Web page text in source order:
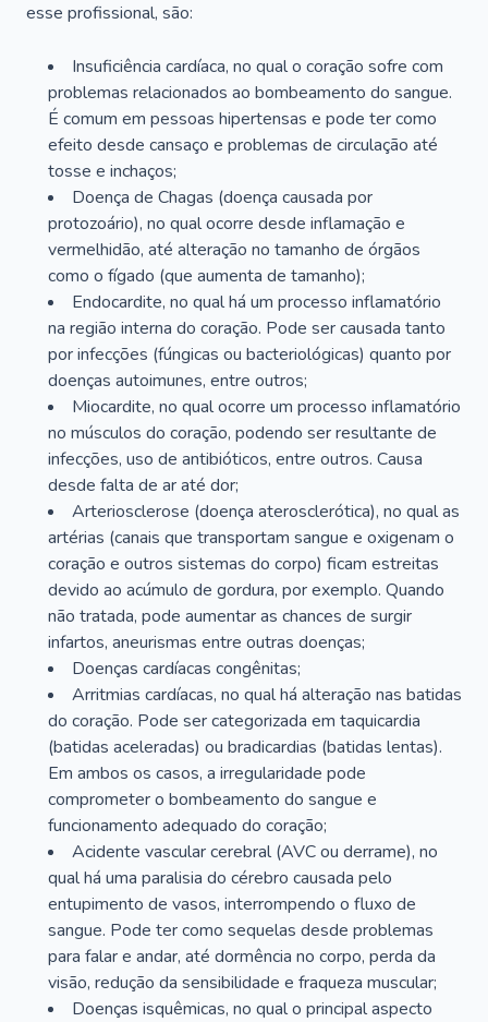
esse profissional, são:
Insuficiência cardíaca, no qual o coração sofre com
problemas relacionados ao bombeamento do sangue.
É comum em pessoas hipertensas e pode ter como
efeito desde cansaço e problemas de circulação até
tosse e inchaços;
Doença de Chagas (doença causada por
protozoário), no qual ocorre desde inflamação e
vermelhidão, até alteração no tamanho de órgãos
como o fígado (que aumenta de tamanho);
Endocardite, no qual há um processo inflamatório
na região interna do coração. Pode ser causada tanto
por infecções (fúngicas ou bacteriológicas) quanto por
doenças autoimunes, entre outros;
Miocardite, no qual ocorre um processo inflamatório
no músculos do coração, podendo ser resultante de
infecções, uso de antibióticos, entre outros. Causa
desde falta de ar até dor;
Arteriosclerose (doença aterosclerótica), no qual as
artérias (canais que transportam sangue e oxigenam o
coração e outros sistemas do corpo) ficam estreitas
devido ao acúmulo de gordura, por exemplo. Quando
não tratada, pode aumentar as chances de surgir
infartos, aneurismas entre outras doenças;
Doenças cardíacas congênitas;
Arritmias cardíacas, no qual há alteração nas batidas
do coração. Pode ser categorizada em taquicardia
(batidas aceleradas) ou bradicardias (batidas lentas).
Em ambos os casos, a irregularidade pode
comprometer o bombeamento do sangue e
funcionamento adequado do coração;
Acidente vascular cerebral (AVC ou derrame), no
qual há uma paralisia do cérebro causada pelo
entupimento de vasos, interrompendo o fluxo de
sangue. Pode ter como sequelas desde problemas
para falar e andar, até dormência no corpo, perda da
visão, redução da sensibilidade e fraqueza muscular;
Doenças isquêmicas, no qual o principal aspecto